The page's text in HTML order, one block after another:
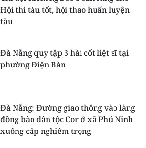
Hội thi tàu tốt, hội thao huấn luyện
tàu
Đà Nẵng quy tập 3 hài cốt liệt sĩ tại
phường Điện Bàn
Đà Nẵng: Đường giao thông vào làng
đồng bào dân tộc Cor ở xã Phú Ninh
xuống cấp nghiêm trọng